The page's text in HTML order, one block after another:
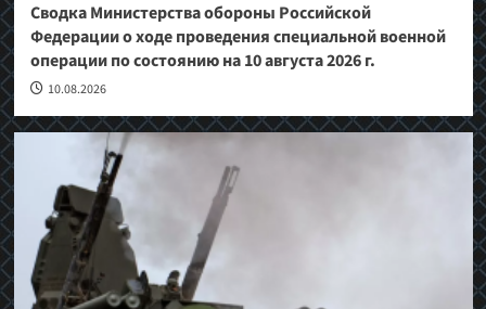
Сводка Министерства обороны Российской
Федерации о ходе проведения специальной военной
операции по состоянию на 10 августа 2026 г.
10.08.2026